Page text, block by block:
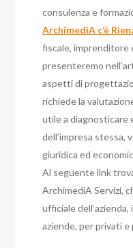
consulenza e
ArchimediA c’è
fiscale, imprenditore
presenteremo
aspetti di
richiede la
utile a diagnosticare
dell’impresa stessa,
giuridica ed
Al seguente link
ArchimediA Servizi,
ufficiale
aziende, per privati e